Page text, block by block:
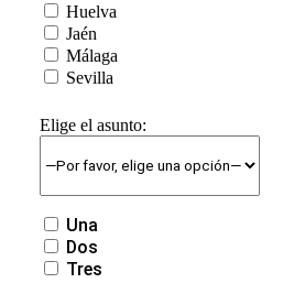
Huelva
Jaén
Málaga
Sevilla
Elige el asunto:
Una
Dos
Tres